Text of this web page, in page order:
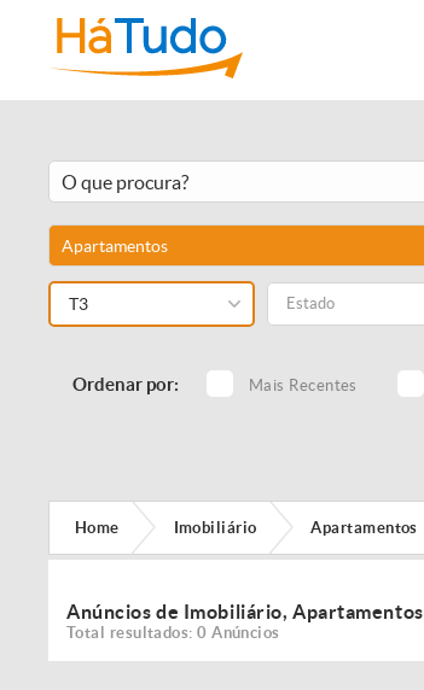
Apartamentos
T3 Estado
Ordenar por: Mais Recentes
Home Imobiliário Apartamentos
Anúncios de Imobiliário, Apartamentos
Total resultados: 0 Anúncios